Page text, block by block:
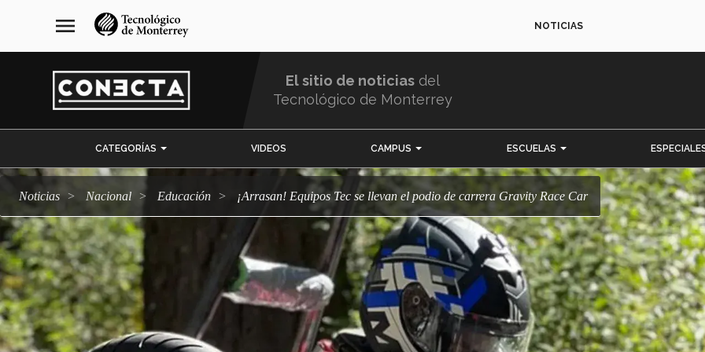
navegación
principal
menu NOTICIAS
El sitio de noticias del
Tecnológico de Monterrey
CATEGORÍAS VIDEOS CAMPUS ESCUELAS
Noticias Nacional Educación ¡Arrasan! Equipos Tec se llevan el podio de carrera Gravity Race Car